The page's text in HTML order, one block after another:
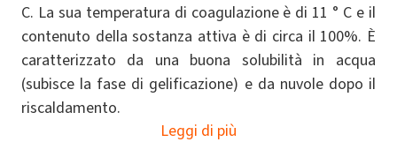
C. La sua temperatura di coagulazione è di 11 ° C e il
contenuto della sostanza attiva è di circa il 100%. È
caratterizzato da una buona solubilità in acqua
(subisce la fase di gelificazione) e da nuvole dopo il
riscaldamento.
Leggi di più